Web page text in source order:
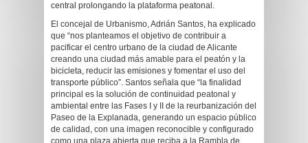
central prolongando la plataforma peatonal.
El concejal de Urbanismo, Adrián Santos, ha explicado
que “nos planteamos el objetivo de contribuir a
pacificar el centro urbano de la ciudad de Alicante
creando una ciudad más amable para el peatón y la
bicicleta, reducir las emisiones y fomentar el uso del
transporte público”. Santos señala que “la finalidad
principal es la solución de continuidad peatonal y
ambiental entre las Fases I y II de la reurbanización del
Paseo de la Explanada, generando un espacio público
de calidad, con una imagen reconocible y configurado
como una plaza abierta que reciba a la Rambla de